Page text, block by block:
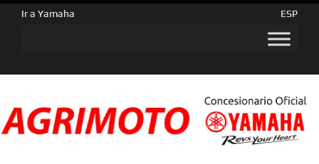
Ir a Yamaha ESP